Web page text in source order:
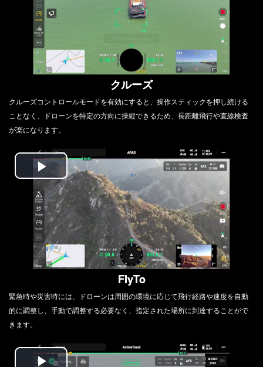
Video
クルーズ
クルーズコントロールモードを有効にすると、操作スティックを押し続ける
ことなく、ドローンを特定の方向に操縦できるため、長距離飛行や直線検査
が楽になります。
Play
Video
FlyTo
緊急時や災害時には、ドローンは周囲の環境に応じて飛行経路や速度を自動
的に調整し、手動で調整する必要なく、指定された場所に到達することがで
きます。